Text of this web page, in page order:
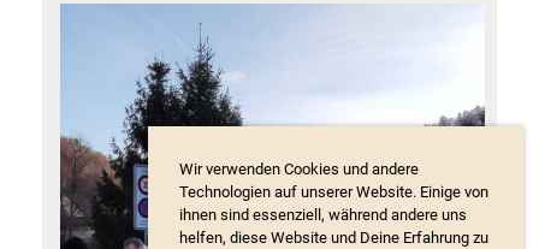
Wir verwenden Cookies und andere
Technologien auf unserer Website. Einige von
ihnen sind essenziell, während andere uns
helfen, diese Website und Deine Erfahrung zu